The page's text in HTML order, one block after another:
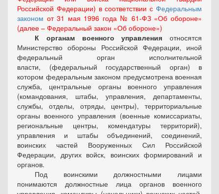
Российской Федерации) в соответствии с Федеральным
законом от 31 мая 1996 года № 61-ФЗ «Об обороне»
(далее – Федеральный закон «Об обороне»)
К органам военного управления относятся
Министерство обороны Российской Федерации, иной
федеральный орган исполнительной
власти, (федеральный государственный орган) в
котором федеральным законом предусмотрена военная
служба, центральные органы военного управления
(командования, штабы, управления, департаменты,
службы, отделы, отряды, центры), территориальные
органы военного управления (военные комиссариаты,
региональные центры, комендатуры территорий),
управления и штабы объединений, соединений,
воинских частей Вооруженных Сил Российской
Федерации, других войск, воинских формирований и
органов.
Под воинскими должностными лицами
понимаются должностные лица органов военного